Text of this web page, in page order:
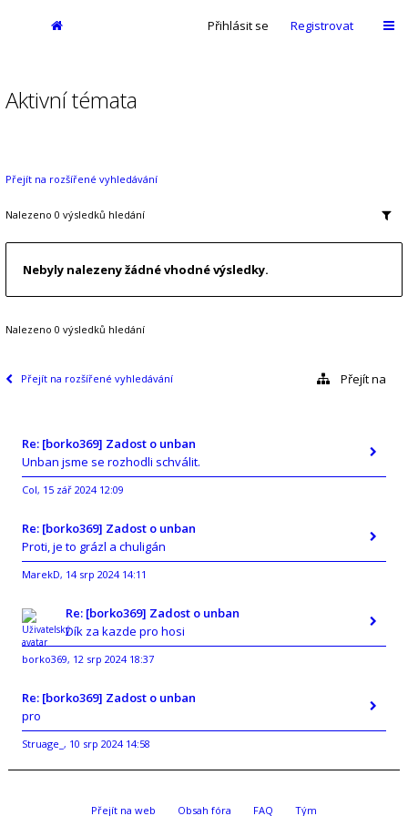
Přihlásit se Registrovat
Aktivní témata
Přejít na rozšířené vyhledávání
Nalezeno 0 výsledků hledání
Nebyly nalezeny žádné vhodné výsledky.
Nalezeno 0 výsledků hledání
Přejít na rozšířené vyhledávání Přejít na
Re: [borko369] Zadost o unban
Unban jsme se rozhodli schválit.
Col, 15 zář 2024 12:09
Re: [borko369] Zadost o unban
Proti, je to grázl a chuligán
MarekD, 14 srp 2024 14:11
Re: [borko369] Zadost o unban
Dík za kazde pro hosi
borko369, 12 srp 2024 18:37
Re: [borko369] Zadost o unban
pro
Struage_ , 10 srp 2024 14:58
Přejít na web Obsah fóra FAQ Tým